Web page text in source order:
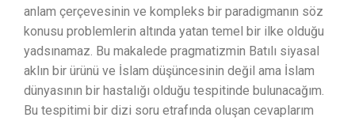
anlam çerçevesinin ve kompleks bir paradigmanın söz
konusu problemlerin altında yatan temel bir ilke olduğu
yadsınamaz. Bu makalede pragmatizmin Batılı siyasal
aklın bir ürünü ve İslam düşüncesinin değil ama İslam
dünyasının bir hastalığı olduğu tespitinde bulunacağım.
Bu tespitimi bir dizi soru etrafında oluşan cevaplarım